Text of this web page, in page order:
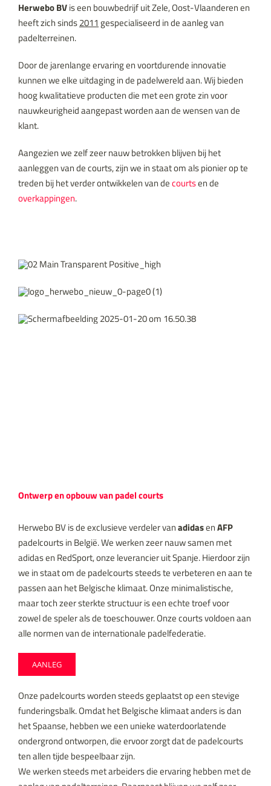
Herwebo BVis een bouwbedrijf uit Zele, Oost-Vlaanderen en
heeft zich sinds2011 gespecialiseerd in de aanleg van
padelterreinen.
Door de jarenlange ervaring en voortdurende innovatie
kunnen we elke uitdaging in de padelwereld aan. Wij bieden
hoog kwalitatieve producten die met een grote zin voor
nauwkeurigheid aangepast worden aan de wensen van de
klant.
Aangezien we zelf zeer nauw betrokken blijven bij het
aanleggen van de courts, zijn we in staat om als pionier op te
treden bij het verder ontwikkelen van decourtsen de
overkappingen.
Ontwerp en opbouw van padel courts
Herwebo BV is de exclusieve verdeler vanadidasenAFP
padelcourts in België. We werken zeer nauw samen met
adidas en RedSport, onze leverancier uit Spanje. Hierdoor zijn
we in staat om de padelcourts steeds te verbeteren en aan te
passen aan het Belgische klimaat. Onze minimalistische,
maar toch zeer sterkte structuur is een echte troef voor
zowel de speler als de toeschouwer. Onze courts voldoen aan
alle normen van de internationale padelfederatie.
AANLEG
Onze padelcourts worden steeds geplaatst op een stevige
funderingsbalk. Omdat het Belgische klimaat anders is dan
het Spaanse, hebben we een unieke waterdoorlatende
ondergrond ontworpen, die ervoor zorgt dat de padelcourts
ten allen tijde bespeelbaar zijn.
We werken steeds met arbeiders die ervaring hebben met de